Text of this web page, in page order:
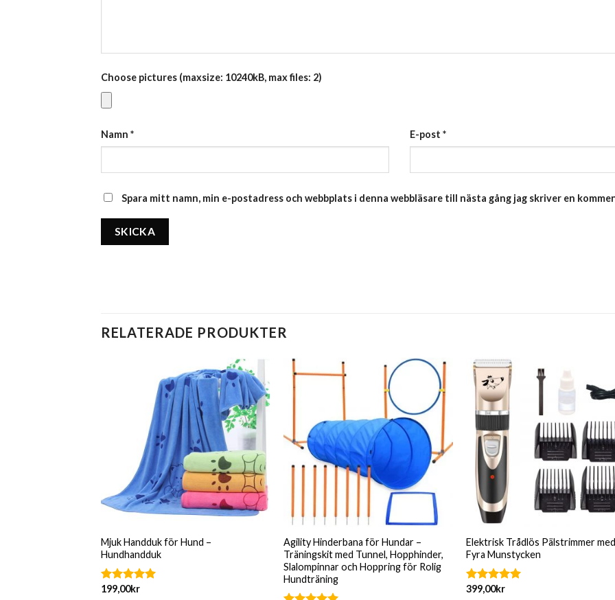
Choose pictures (maxsize: 10240kB, max files: 2)
Namn * E-post *
Spara mitt namn, min e-postadress och webbplats i denna webbläsare till nästa gång jag skriver en
RELATERADE PRODUKTER
Mjuk Handduk för Hund –
Hundhandduk
Betygsatt
199,00kr
Agility Hinderbana för Hundar –
Träningskit med Tunnel, Hopphinder,
Slalompinnar och Hoppring för Rolig
Hundträning
Elektrisk Trådlös Pälstrimmer
Fyra Munstycken
Betygsatt
399,00kr